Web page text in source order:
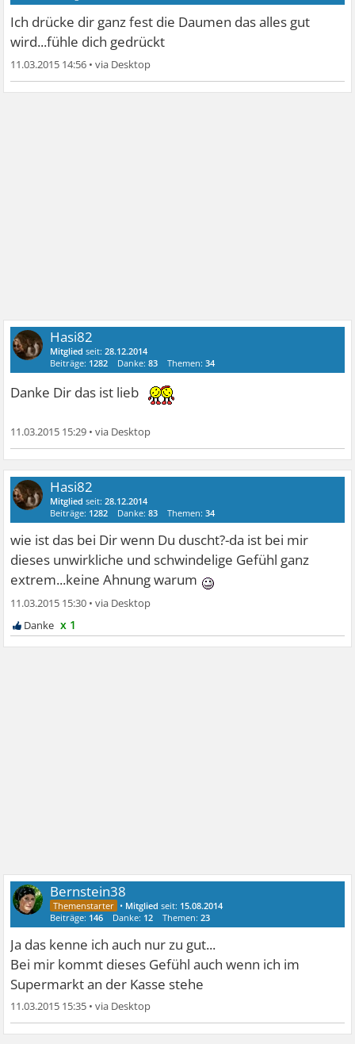
Ich drücke dir ganz fest die Daumen das alles gut
wird...fühle dich gedrückt
11.03.2015 14:56 •
Hasi82
Mitglied seit:28.12.2014
Beiträge: 1282 Danke:83 Themen:34
Danke Dir das ist lieb
11.03.2015 15:29 •
Hasi82
Mitglied seit:28.12.2014
Beiträge: 1282 Danke:83 Themen:34
wie ist das bei Dir wenn Du duscht?-da ist bei mir
dieses unwirkliche und schwindelige Gefühl ganz
extrem...keine Ahnung warum
11.03.2015 15:30 •
x 1
Bernstein38
• Mitglied seit: 15.08.2014
Beiträge: 146 Danke: 12 Themen:23
Ja das kenne ich auch nur zu gut...
Bei mir kommt dieses Gefühl auch wenn ich im
Supermarkt an der Kasse stehe
11.03.2015 15:35 •